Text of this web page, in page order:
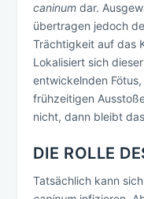
caninum dar.
übertragen jedoch
Trächtigkeit auf das
Lokalisiert sich
entwickelnden
frühzeitigen
nicht, dann bleibt
DIE ROLLE
Tatsächlich kann